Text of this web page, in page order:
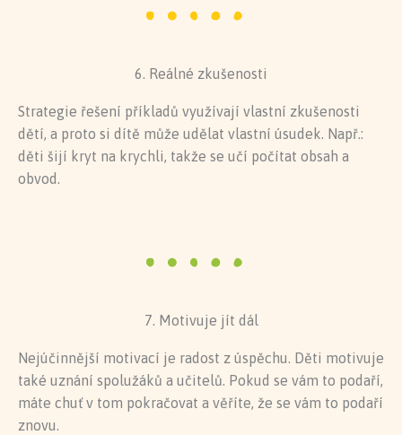
6. Reálné zkušenosti
Strategie řešení příkladů využívají vlastní zkušenosti
dětí, a proto si dítě může udělat vlastní úsudek. Např.:
děti šijí kryt na krychli, takže se učí počítat obsah a
obvod.
7. Motivuje jít dál
Nejúčinnější motivací je radost z úspěchu. Děti motivuje
také uznání spolužáků a učitelů. Pokud se vám to podaří,
máte chuť v tom pokračovat a věříte, že se vám to podaří
znovu.